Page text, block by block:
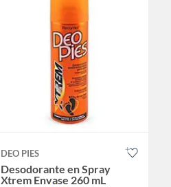
DEO PIES
Desodorante en Spray
Xtrem Envase 260 mL